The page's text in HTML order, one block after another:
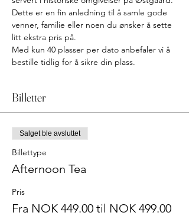
Dette er en fin anledning til å samle gode
venner, familie eller noen du ønsker å sette
litt ekstra pris på.
Med kun 40 plasser per dato anbefaler vi å
bestille tidlig for å sikre din plass.
Billetter
Salget ble avsluttet
Billettype
Afternoon Tea
Pris
Fra NOK 449.00 til NOK 499.00